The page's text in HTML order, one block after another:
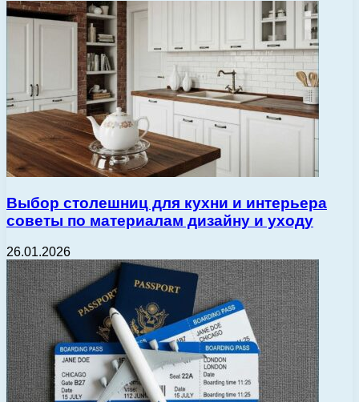
Выбор столешниц для кухни и интерьера
советы по материалам дизайну и уходу
26.01.2026